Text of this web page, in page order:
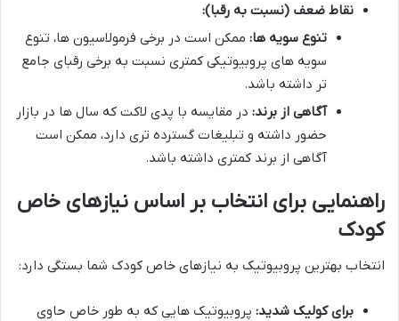
نقاط ضعف (نسبت به رقبا):
تنوع سویه ها: ممکن است در برخی فرمولاسیون ها، تنوع
سویه های پروبیوتیکی کمتری نسبت به برخی رقبای جامع
تر داشته باشد.
آگاهی از برند: در مقایسه با پدی لاکت که سال ها در بازار
حضور داشته و تبلیغات گسترده تری دارد، ممکن است
آگاهی از برند کمتری داشته باشد.
راهنمایی برای انتخاب بر اساس نیازهای خاص
کودک
انتخاب بهترین پروبیوتیک به نیازهای خاص کودک شما بستگی دارد:
برای کولیک شدید: پروبیوتیک هایی که به طور خاص حاوی